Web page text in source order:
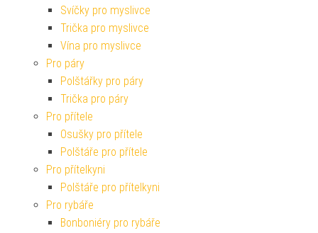
Svíčky pro myslivce
Trička pro myslivce
Vína pro myslivce
Pro páry
Polštářky pro páry
Trička pro páry
Pro přítele
Osušky pro přítele
Polštáře pro přítele
Pro přítelkyni
Polštáře pro přítelkyni
Pro rybáře
Bonboniéry pro rybáře